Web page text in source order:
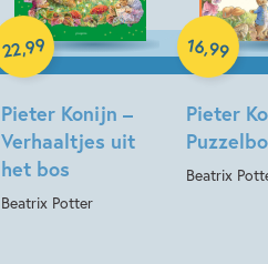
Pieter Konijn –
Verhaaltjes uit
het bos
Beatrix Potter
22,99
Hardcover
Pieter
Beatrix
16,99
Hardcover